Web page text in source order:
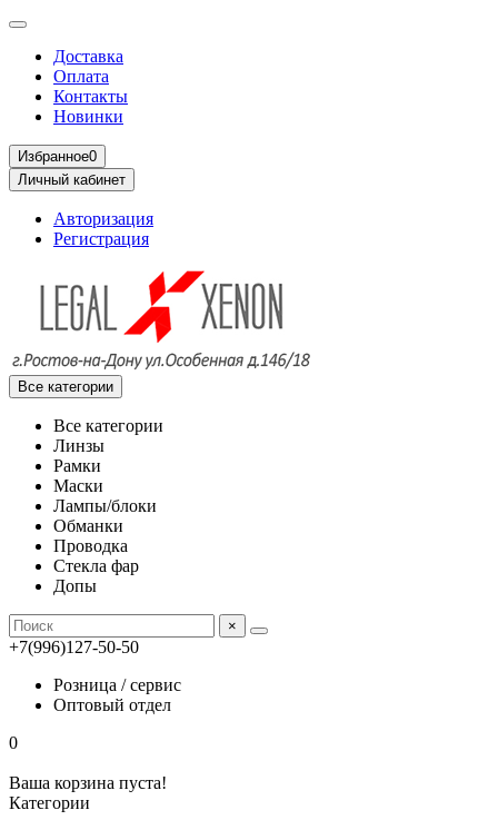
Доставка
Оплата
Контакты
Новинки
Избранное0
Личный кабинет
Авторизация
Регистрация
Все категории
Все категории
Линзы
Рамки
Маски
Лампы/блоки
Обманки
Проводка
Стекла фар
Допы
×
+7(996)127-50-50
Розница / сервис
Оптовый отдел
0
Ваша корзина пуста!
Категории